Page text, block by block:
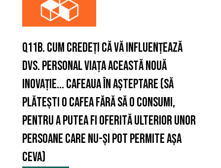
Q11B. Cum credeți că vă influențează
Dvs. personal viața această nouă
inovație... Cafeaua în așteptare (să
plătești o cafea fără să o consumi,
pentru a putea fi oferită ulterior unor
persoane care nu-și pot permite așa
ceva)